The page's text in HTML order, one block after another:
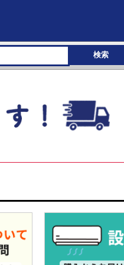
検索